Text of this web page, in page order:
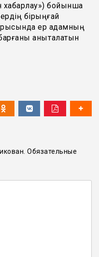
хабарлау») бойынша
бірыңғай
ер адамның
анықталатын
Обязательные